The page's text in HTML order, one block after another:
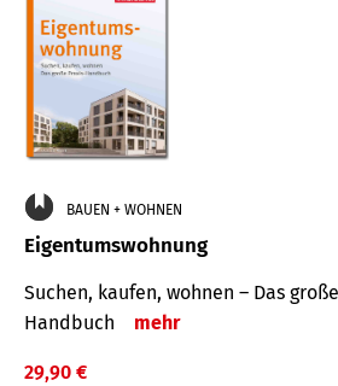
BAUEN + WOHNEN
Eigentumswohnung
Suchen, kaufen, wohnen – Das
Handbuch
mehr
29,90 €